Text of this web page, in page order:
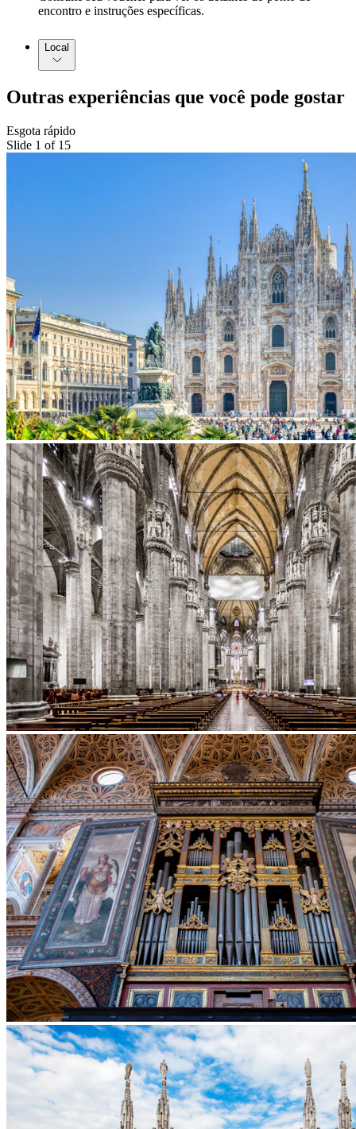
encontro e instruções específicas.
Local
Outras experiências que você pode gostar
Esgota rápido
Slide 1 of 15